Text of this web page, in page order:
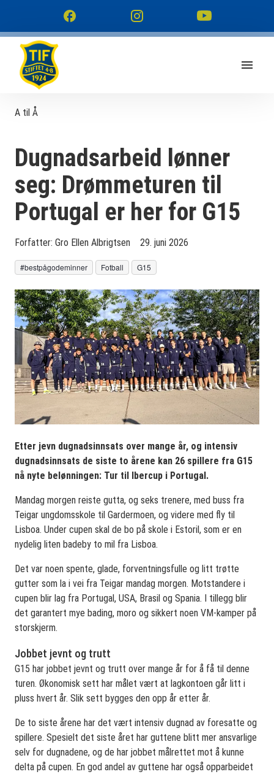
A til Å
Dugnadsarbeid lønner
seg: Drømmeturen til
Portugal er her for G15
Forfatter: Gro Ellen Albrigtsen 29. juni 2026
#bestpågodeminner Fotball G15
Etter jevn dugnadsinnsats over mange år, og intensiv
dugnadsinnsats de siste to årene kan 26 spillere fra G15
nå nyte belønningen: Tur til Ibercup i Portugal.
Mandag morgen reiste gutta, og seks trenere, med buss fra
Teigar ungdomsskole til Gardermoen, og videre med fly til
Lisboa. Under cupen skal de bo på skole i Estoril, som er en
nydelig liten badeby to mil fra Lisboa.
Det var noen spente, glade, forventningsfulle og litt trøtte
gutter som la i vei fra Teigar mandag morgen. Motstandere i
cupen blir lag fra Portugal, USA, Brasil og Spania. I tillegg blir
det garantert mye bading, moro og sikkert noen VM-kamper på
storskjerm.
Jobbet jevnt og trutt
G15 har jobbet jevnt og trutt over mange år for å få til denne
turen. Økonomisk sett har målet vært at lagkontoen går litt i
pluss hvert år. Slik sett bygges den opp år etter år.
De to siste årene har det vært intensiv dugnad av foresatte og
spillere. Spesielt det siste året har guttene blitt mer ansvarlige
selv for dugnadene, og de har jobbet målrettet mot å kunne
delta på cupen. En god andel av guttene har også opparbeidet